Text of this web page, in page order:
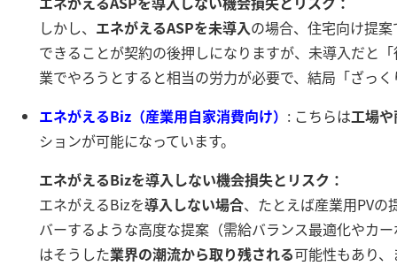
しかし、 エネがえるASPを未導入の場合、住宅向け提
できることが契約の後押しになりますが、未導入だと
業でやろうとすると相当の労力が必要で、結局「ざっ
エネがえるBiz（産業用自家消費向け） : こちらは工場
ションが可能になっています。
エネがえるBizを導入しない機会損失とリスク：
エネがえるBizを導入しない場合、たとえば産業用PVの
バーするような高度な提案（需給バランス最適化やカ
はそうした業界の潮流から取り残される可能性もあり